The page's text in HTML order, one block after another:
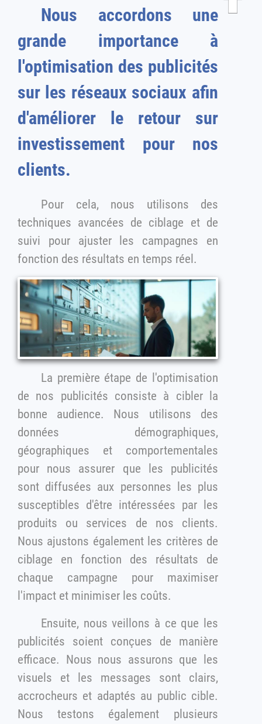
Nous accordons une
grande importance à
l'optimisation des publicités
sur les réseaux sociaux afin
d'améliorer le retour sur
investissement pour nos
clients.
Pour cela, nous utilisons des
techniques avancées de ciblage et de
suivi pour ajuster les campagnes en
fonction des résultats en temps réel.
La première étape de l'optimisation
de nos publicités consiste à cibler la
bonne audience. Nous utilisons des
données démographiques,
géographiques et comportementales
pour nous assurer que les publicités
sont diffusées aux personnes les plus
susceptibles d'être intéressées par les
produits ou services de nos clients.
Nous ajustons également les critères de
ciblage en fonction des résultats de
chaque campagne pour maximiser
l'impact et minimiser les coûts.
Ensuite, nous veillons à ce que les
publicités soient conçues de manière
efficace. Nous nous assurons que les
visuels et les messages sont clairs,
accrocheurs et adaptés au public cible.
Nous testons également plusieurs